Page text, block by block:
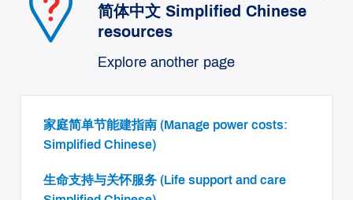
简体中文 Simplified Chinese
resources
Explore another page
家庭简单节能建指南 (Manage power costs:
Simplified Chinese)
生命支持与关怀服务 (Life support and care